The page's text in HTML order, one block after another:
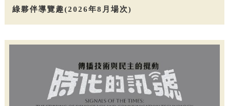
綠夥伴導覽趣(2026年8月場次)